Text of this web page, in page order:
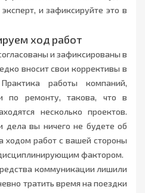
и зафиксируйте это в
ход работ
и зафиксированы в
вносит свои коррективы в
работы компаний,
по ремонту, такова, что в
несколько проектов.
дела вы ничего не будете об
ходом работ с вашей стороны
фактором.
коммуникации лишили
тратить время на поездки